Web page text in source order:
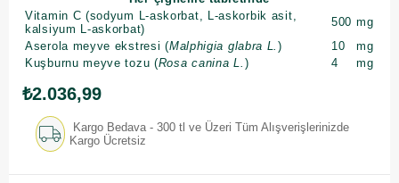
Vitamin C (sodyum L-askorbat, L-askorbik asit,
kalsiyum L-askorbat)
500 mg
Aserola meyve ekstresi (Malphigia glabra L.) 10
mg
Kuşburnu meyve tozu (Rosa canina L. ) 4 mg
₺2.036,99
Kargo Bedava - 300 tl ve Üzeri Tüm Alışverişlerinizde
Kargo Ücretsiz